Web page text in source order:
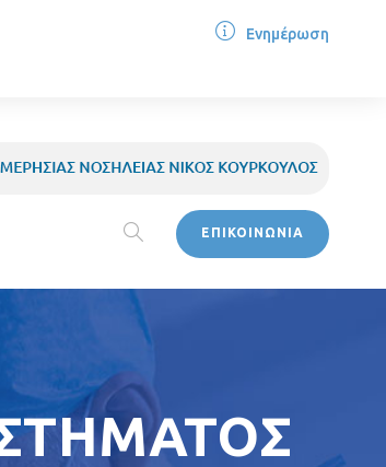
Ενημέρωση
ΕΠΙΚΟΙΝΩΝΙΑ